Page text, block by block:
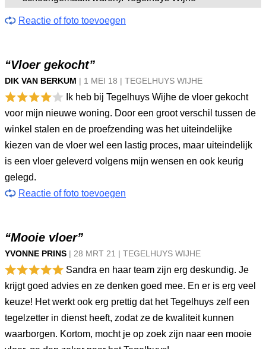
Reactie of foto toevoegen
“Vloer gekocht”
DIK VAN BERKUM | 1 MEI 18 | TEGELHUYS WIJHE
Ik heb bij Tegelhuys Wijhe de vloer gekocht
voor mijn nieuwe woning. Door een groot verschil tussen de
winkel stalen en de proefzending was het uiteindelijke
kiezen van de vloer wel een lastig proces, maar uiteindelijk
is een vloer geleverd volgens mijn wensen en ook keurig
gelegd.
Reactie of foto toevoegen
“Mooie vloer”
YVONNE PRINS | 28 MRT 21 | TEGELHUYS WIJHE
Sandra en haar team zijn erg deskundig. Je
krijgt goed advies en ze denken goed mee. En er is erg veel
keuze! Het werkt ook erg prettig dat het Tegelhuys zelf een
tegelzetter in dienst heeft, zodat ze de kwaliteit kunnen
waarborgen. Kortom, mocht je op zoek zijn naar een mooie